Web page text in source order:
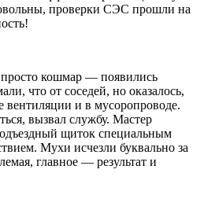
проверки СЭС прошли на
просто кошмар — появились
что от соседей, но оказалось,
вентиляции и в мусоропроводе.
вызвал службу. Мастер
щиток специальным
Мухи исчезли буквально за
главное — результат и